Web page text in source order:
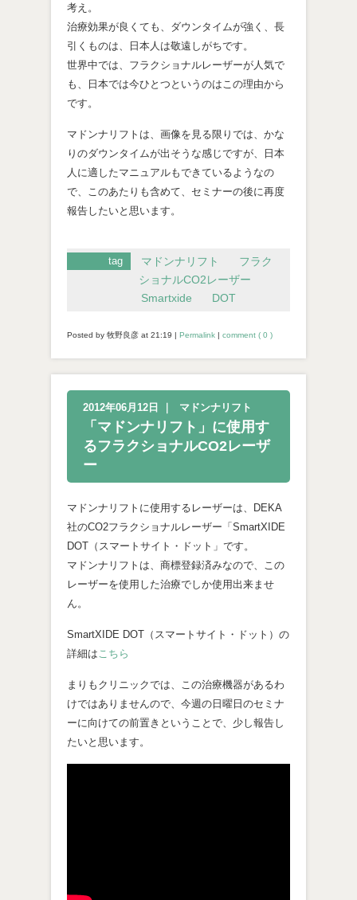
考え。
治療効果が良くても、ダウンタイムが強く、長
引くものは、日本人は敬遠しがちです。
世界中では、フラクショナルレーザーが人気で
も、日本では今ひとつというのはこの理由から
です。
マドンナリフトは、画像を見る限りでは、かな
りのダウンタイムが出そうな感じですが、日本
人に適したマニュアルもできているようなの
で、このあたりも含めて、セミナーの後に再度
報告したいと思います。
tag マドンナリフト
フラク
ショナルCO2レーザー
Smartxide
DOT
Posted by 牧野良彦 at 21:19 | Permalink | comment ( 0 )
2012年06月12日 ｜ マドンナリフト
「マドンナリフト」に使用す
るフラクショナルCO2レーザ
ー
マドンナリフトに使用するレーザーは、DEKA
社のCO2フラクショナルレーザー「SmartXIDE
DOT（スマートサイト・ドット」です。
マドンナリフトは、商標登録済みなので、この
レーザーを使用した治療でしか使用出来ませ
ん。
SmartXIDE DOT（スマートサイト・ドット）の
詳細は こちら
まりもクリニックでは、この治療機器があるわ
けではありませんので、今週の日曜日のセミナ
ーに向けての前置きということで、少し報告し
たいと思います。